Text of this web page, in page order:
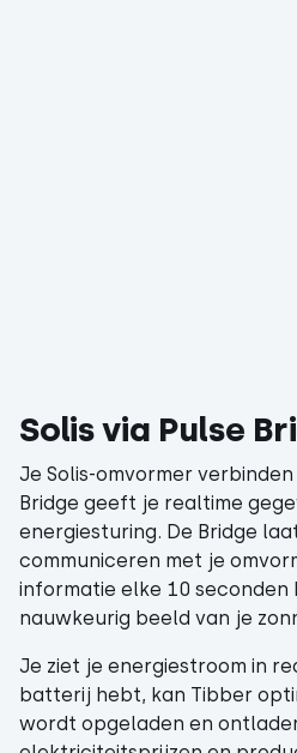
Solis via Pulse
Je Solis-omvormer
Bridge geeft je realtime
energiesturing. De Bridge
communiceren met je
informatie elke 10 seconden
nauwkeurig beeld van je
Je ziet je energiestroom in
batterij hebt, kan Tibber
wordt opgeladen en